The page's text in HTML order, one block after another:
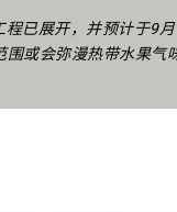
已展开，并预计于9
或会弥漫热带水果